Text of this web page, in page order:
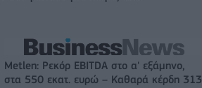
Metlen: Ρεκόρ EBITDA στο α' εξάμηνο,
στα 550 εκατ. ευρώ – Καθαρά κέρδη 313